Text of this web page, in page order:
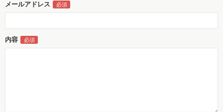
メールアドレス
内容